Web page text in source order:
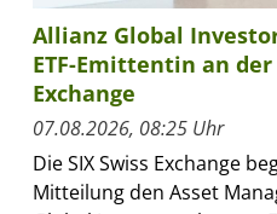
Allianz Global
ETF-Emittentin an der
Exchange
07.08.2026, 08:25 Uhr
Die SIX Swiss Exchange
Mitteilung den Asset